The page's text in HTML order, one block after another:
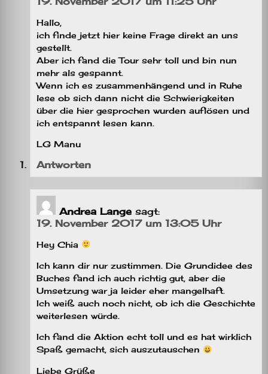
Hallo,
ich finde jetzt hier keine Frage direkt an uns
gestellt.
Aber ich fand die Tour sehr toll und bin nun
mehr als gespannt.
Wenn ich es zusammenhängend und in Ruhe
lese ob sich dann nicht die Schwierigkeiten
über die hier gesprochen wurden auflösen und
ich entspannt lesen kann.
LG Manu
Antworten
Andrea Lange sagt:
19. November 2017 um 13:05 Uhr
Hey Chia
Ich kann dir nur zustimmen. Die Grundidee des
Buches fand ich auch richtig gut, aber die
Umsetzung war ja leider eher mangelhaft.
Ich weiß auch noch nicht, ob ich die Geschichte
weiterlesen würde.
Ich fand die Aktion echt toll und es hat wirklich
Spaß gemacht, sich auszutauschen
Liebe Grüße